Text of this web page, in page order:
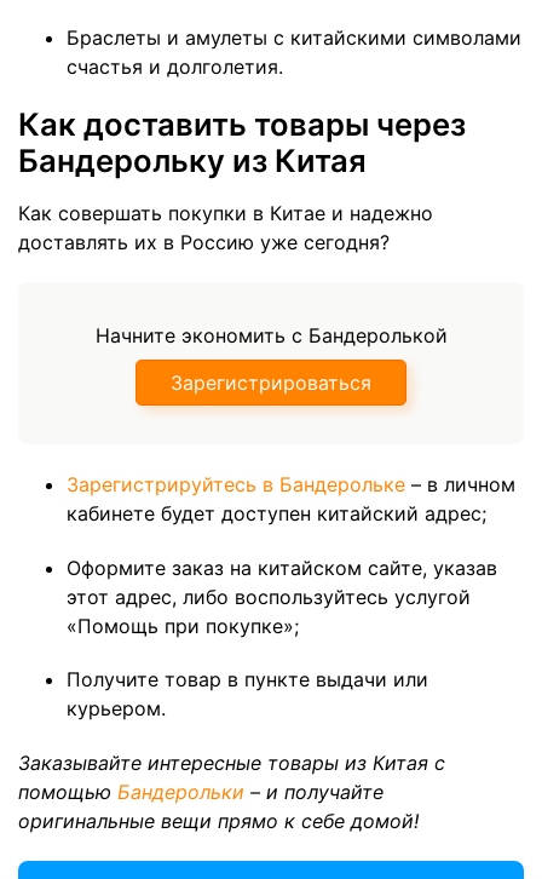
Браслеты и амулеты с китайскими символами
счастья и долголетия.
Как доставить товары через
Бандерольку из Китая
Как совершать покупки в Китае и надежно
доставлять их в Россию уже сегодня?
Начните экономить с Бандеролькой
Зарегистрироваться
Зарегистрируйтесь в Бандерольке – в личном
кабинете будет доступен китайский адрес;
Оформите заказ на китайском сайте, указав
этот адрес, либо воспользуйтесь услугой
«Помощь при покупке»;
Получите товар в пункте выдачи или
курьером.
Заказывайте интересные товары из Китая с
помощью Бандерольки – и получайте
оригинальные вещи прямо к себе домой!